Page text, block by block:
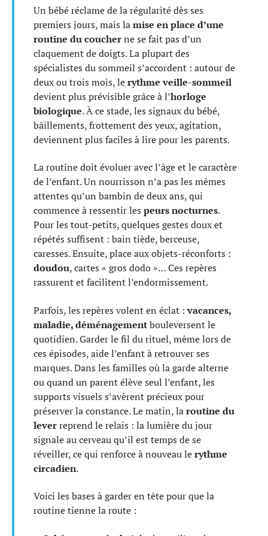
Un bébé réclame de la régularité dès ses
premiers jours, mais lamise en place d’une
routine du coucherne se fait pas d’un
claquement de doigts. La plupart des
spécialistes du sommeil s’accordent : autour de
deux ou trois mois, lerythme veille-sommeil
devient plus prévisible grâce à l’horloge
biologique. À ce stade, les signaux du bébé,
bâillements, frottement des yeux, agitation,
deviennent plus faciles à lire pour les parents.
La routine doit évoluer avec l’âge et le caractère
de l’enfant. Un nourrisson n’a pas les mêmes
attentes qu’un bambin de deux ans, qui
commence à ressentir les peurs nocturnes.
Pour les tout-petits, quelques gestes doux et
répétés suffisent : bain tiède, berceuse,
caresses. Ensuite, place aux objets-réconforts :
doudou, cartes « gros dodo »… Ces repères
rassurent et facilitent l’endormissement.
Parfois, les repères volent en éclat :vacances,
maladie, déménagementbouleversent le
quotidien. Garder le fil du rituel, même lors de
ces épisodes, aide l’enfant à retrouver ses
marques. Dans les familles où la garde alterne
ou quand un parent élève seul l’enfant, les
supports visuels s’avèrent précieux pour
préserver la constance. Le matin, laroutine du
leverreprend le relais : la lumière du jour
signale au cerveau qu’il est temps de se
réveiller, ce qui renforce à nouveau lerythme
circadien.
Voici les bases à garder en tête pour que la
routine tienne la route :